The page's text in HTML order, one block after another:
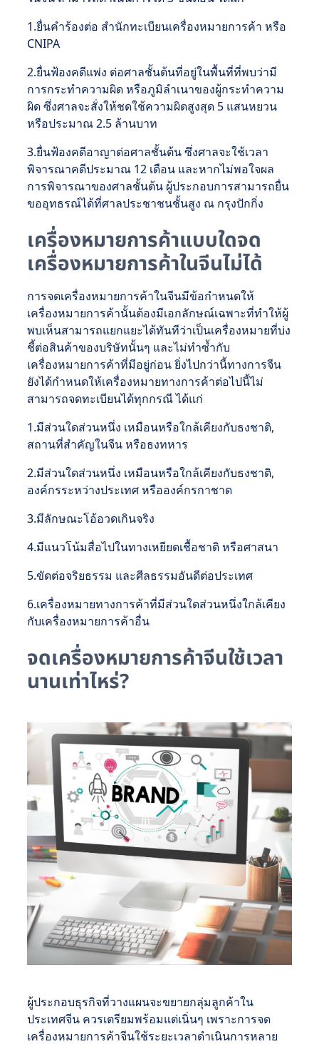
1.ยื่นคำร้องต่อ สำนักทะเบียนเครื่องหมายการค้า หรือ
CNIPA
2.ยื่นฟ้องคดีแพ่ง ต่อศาลชั้นต้นที่อยู่ในพื้นที่ที่พบว่ามี
การกระทำความผิด หรือภูมิลำเนาของผู้กระทำความ
ผิด ซึ่งศาลจะสั่งให้ชดใช้ความผิดสูงสุด 5 แสนหยวน
หรือประมาณ 2.5 ล้านบาท
3.ยื่นฟ้องคดีอาญาต่อศาลชั้นต้น ซึ่งศาลจะใช้เวลา
พิจารณาคดีประมาณ 12 เดือน และหากไม่พอใจผล
การพิจารณาของศาลชั้นต้น ผู้ประกอบการสามารถยื่น
ขออุทธรณ์ได้ที่ศาลประชาชนชั้นสูง ณ กรุงปักกิ่ง
เครื่องหมายการค้าแบบใดจด
เครื่องหมายการค้าในจีนไม่ได้
การจดเครื่องหมายการค้าในจีนมีข้อกำหนดให้
เครื่องหมายการค้านั้นต้องมีเอกลักษณ์เฉพาะที่ทำให้ผู้
พบเห็นสามารถแยกแยะได้ทันทีว่าเป็นเครื่องหมายที่บ่ง
ชี้ต่อสินค้าของบริษัทนั้นๆ และไม่ทำซ้ำกับ
เครื่องหมายการค้าที่มีอยู่ก่อน ยิ่งไปกว่านี้ทางการจีน
ยังได้กำหนดให้เครื่องหมายทางการค้าต่อไปนี้ไม่
สามารถจดทะเบียนได้ทุกกรณี ได้แก่
1.มีส่วนใดส่วนหนึ่ง เหมือนหรือใกล้เคียงกับธงชาติ,
สถานที่สำคัญในจีน หรือธงทหาร
2.มีส่วนใดส่วนหนึ่ง เหมือนหรือใกล้เคียงกับธงชาติ,
องค์กรระหว่างประเทศ หรือองค์กรกาชาด
3.มีลักษณะโอ้อวดเกินจริง
4.มีแนวโน้มสื่อไปในทางเหยียดเชื้อชาติ หรือศาสนา
5.ขัดต่อจริยธรรม และศีลธรรมอันดีต่อประเทศ
6.เครื่องหมายทางการค้าที่มีส่วนใดส่วนหนึ่งใกล้เคียง
กับเครื่องหมายการค้าอื่น
จดเครื่องหมายการค้าจีนใช้เวลา
นานเท่าไหร่?
ผู้ประกอบธุรกิจที่วางแผนจะขยายกลุ่มลูกค้าใน
ประเทศจีน ควรเตรียมพร้อมแต่เนิ่นๆ เพราะการจด
เครื่องหมายการค้าจีนใช้ระยะเวลาดำเนินการหลาย